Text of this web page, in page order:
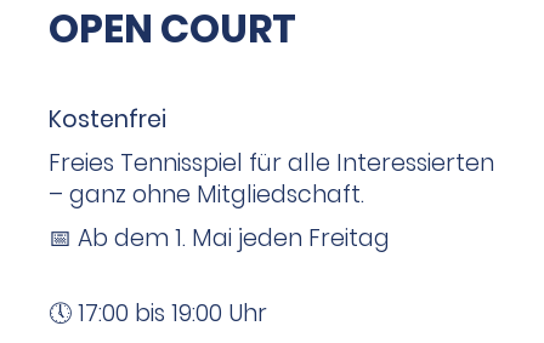
OPEN COURT
Kostenfrei
Freies Tennisspiel für alle Interessierten
– ganz ohne Mitgliedschaft.
📅 Ab dem 1. Mai jeden Freitag
🕔 17:00 bis 19:00 Uhr